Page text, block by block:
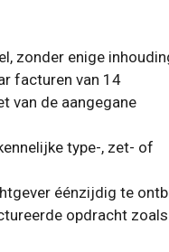
zonder enige
facturen van 14
van de aangegane
type-, zet- of
éénzijdig te
opdracht zoals